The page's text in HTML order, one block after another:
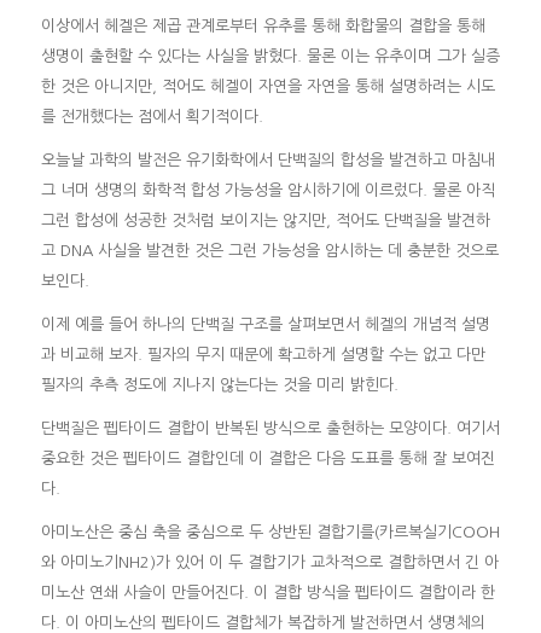
이상에서 헤겔은 제곱 관계로부터 유추를 통해 화합물의 결합을 통해
생명이 출현할 수 있다는 사실을 밝혔다. 물론 이는 유추이며 그가 실증
한 것은 아니지만, 적어도 헤겔이 자연을 자연을 통해 설명하려는 시도
를 전개했다는 점에서 획기적이다.
오늘날 과학의 발전은 유기화학에서 단백질의 합성을 발견하고 마침내
그 너머 생명의 화학적 합성 가능성을 암시하기에 이르렀다. 물론 아직
그런 합성에 성공한 것처럼 보이지는 않지만, 적어도 단백질을 발견하
고 DNA 사실을 발견한 것은 그런 가능성을 암시하는 데 충분한 것으로
보인다.
이제 예를 들어 하나의 단백질 구조를 살펴보면서 헤겔의 개념적 설명
과 비교해 보자. 필자의 무지 때문에 확고하게 설명할 수는 없고 다만
필자의 추측 정도에 지나지 않는다는 것을 미리 밝힌다.
단백질은 펩타이드 결합이 반복된 방식으로 출현하는 모양이다. 여기서
중요한 것은 펩타이드 결합인데 이 결합은 다음 도표를 통해 잘 보여진
다.
아미노산은 중심 축을 중심으로 두 상반된 결합기를(카르복실기COOH
와 아미노기NH2)가 있어 이 두 결합기가 교차적으로 결합하면서 긴 아
미노산 연쇄 사슬이 만들어진다. 이 결합 방식을 펩타이드 결합이라 한
다. 이 아미노산의 펩타이드 결합체가 복잡하게 발전하면서 생명체의